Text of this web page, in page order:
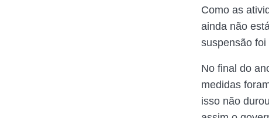
Como as
ainda não
suspensão
No final do
medidas
isso não